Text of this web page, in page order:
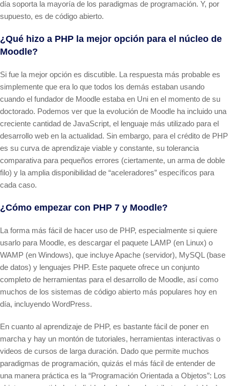
día soporta la mayoría de los paradigmas de programación. Y, por
supuesto, es de código abierto.
¿Qué hizo a PHP la mejor opción para el núcleo de
Moodle?
Si fue la mejor opción es discutible. La respuesta más probable es
simplemente que era lo que todos los demás estaban usando
cuando el fundador de Moodle estaba en Uni en el momento de su
doctorado. Podemos ver que la evolución de Moodle ha incluido una
creciente cantidad de JavaScript, el lenguaje más utilizado para el
desarrollo web en la actualidad. Sin embargo, para el crédito de PHP
es su curva de aprendizaje viable y constante, su tolerancia
comparativa para pequeños errores (ciertamente, un arma de doble
filo) y la amplia disponibilidad de “aceleradores” específicos para
cada caso.
¿Cómo empezar con PHP 7 y Moodle?
La forma más fácil de hacer uso de PHP, especialmente si quiere
usarlo para Moodle, es descargar el paquete LAMP (en Linux) o
WAMP (en Windows), que incluye Apache (servidor), MySQL (base
de datos) y lenguajes PHP. Este paquete ofrece un conjunto
completo de herramientas para el desarrollo de Moodle, así como
muchos de los sistemas de código abierto más populares hoy en
día, incluyendo WordPress.
En cuanto al aprendizaje de PHP, es bastante fácil de poner en
marcha y hay un montón de tutoriales, herramientas interactivas o
videos de cursos de larga duración. Dado que permite muchos
paradigmas de programación, quizás el más fácil de entender de
una manera práctica es la “Programación Orientada a Objetos”: Los